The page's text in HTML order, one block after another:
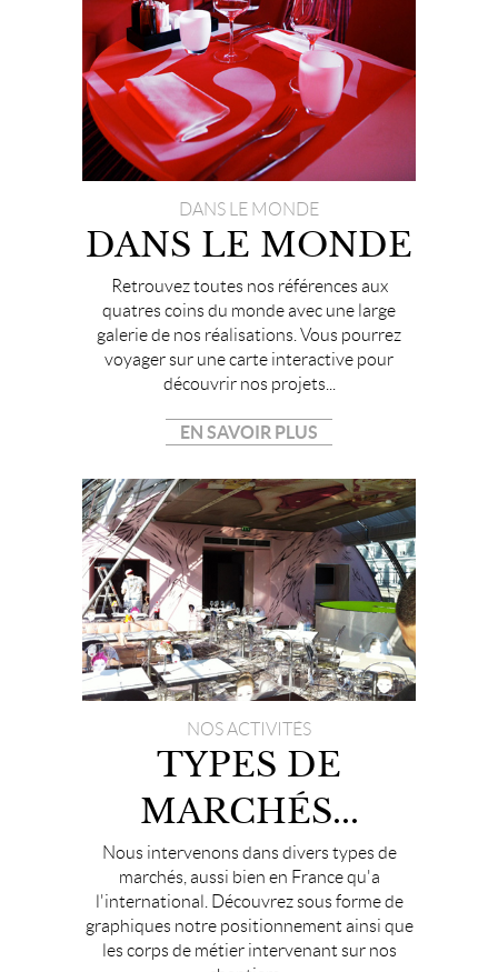
DANS LE MONDE
DANS LE MONDE
Retrouvez toutes nos références aux
quatres coins du monde avec une large
galerie de nos réalisations. Vous pourrez
voyager sur une carte interactive pour
découvrir nos projets...
EN SAVOIR PLUS
NOS ACTIVITÉS
TYPES DE
MARCHÉS...
Nous intervenons dans divers types de
marchés, aussi bien en France qu'a
l'international. Découvrez sous forme de
graphiques notre positionnement ainsi que
les corps de métier intervenant sur nos